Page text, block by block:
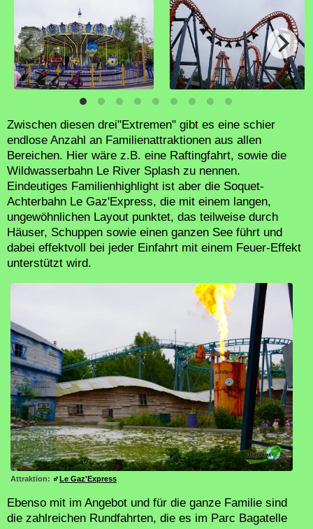
Zwischen diesen drei"Extremen" gibt es eine schier
endlose Anzahl an Familienattraktionen aus allen
Bereichen. Hier wäre z.B. eine Raftingfahrt, sowie die
Wildwasserbahn Le River Splash zu nennen.
Eindeutiges Familienhighlight ist aber die Soquet-
Achterbahn Le Gaz'Express, die mit einem langen,
ungewöhnlichen Layout punktet, das teilweise durch
Häuser, Schuppen sowie einen ganzen See führt und
dabei effektvoll bei jeder Einfahrt mit einem Feuer-Effekt
unterstützt wird.
Attraktion: Le Gaz'Express
Ebenso mit im Angebot und für die ganze Familie sind
die zahlreichen Rundfahrten, die es im Parc Bagatelle